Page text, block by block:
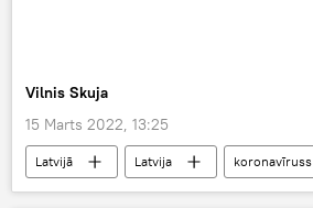
Vilnis Skuja
15 Marts 2022, 13:25
Latvijā Latvija
koronavīruss
VSAA